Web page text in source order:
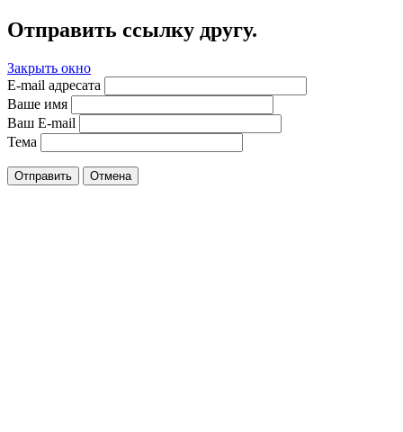
Отправить ссылку другу.
Закрыть окно
E-mail адресата
Ваше имя
Ваш E-mail
Тема
Отправить Отмена